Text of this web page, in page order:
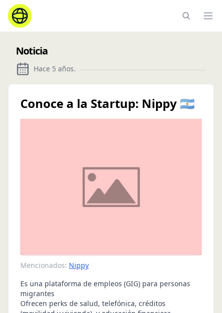
Noticia
Hace 5 años.
Conoce a la Startup: Nippy 🇦🇷
Mencionados: Nippy
Es una plataforma de empleos (GIG) para personas
migrantes
Ofrecen perks de salud, telefónica, créditos